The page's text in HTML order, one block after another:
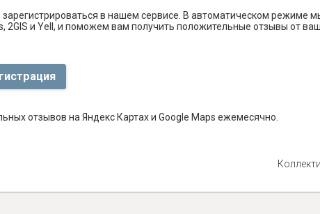
в нашем сервисе. В автоматическом режиме
2GIS и Yell, и поможем вам получить положительные отзывы от
отзывов на Яндекс Картах и Google Maps ежемесячно.